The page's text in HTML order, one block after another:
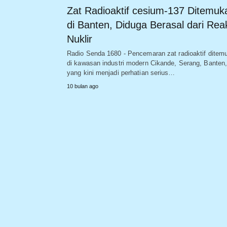
Zat Radioaktif cesium-137
di Banten, Diduga Berasal dari
Nuklir
Radio Senda 1680 - Pencemaran zat radioaktif
di kawasan industri modern Cikande, Serang, Banten,
yang kini menjadi perhatian serius…
10 bulan ago